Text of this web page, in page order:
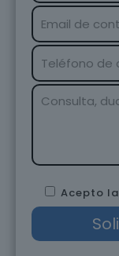
Acepto la